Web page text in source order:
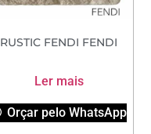
RUSTIC FENDI FENDI
Ler mais
Orçar pelo WhatsApp